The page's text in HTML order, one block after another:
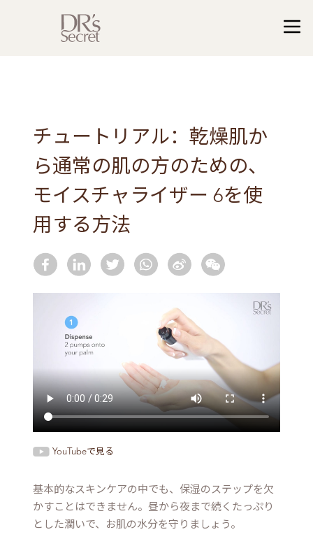
チュートリアル：乾燥肌か
ら通常の肌の方のための、
モイスチャライザー 6を使
用する方法
YouTubeで見る
基本的なスキンケアの中でも、保湿のステップを欠
かすことはできません。昼から夜まで続くたっぷり
とした潤いで、お肌の水分を守りましょう。